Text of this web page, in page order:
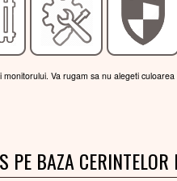
Va rugam sa nu alegeti
PE BAZA